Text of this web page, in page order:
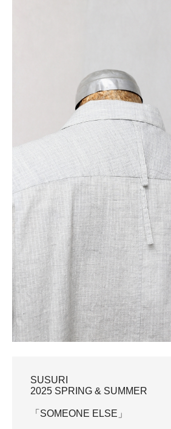
SUSURI
2025 SPRING & SUMMER
「SOMEONE ELSE」